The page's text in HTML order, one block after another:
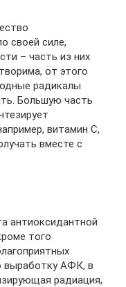
своей силе,
– часть из них
от этого
радикалы
Большую часть
витамин С,
вместе с
антиоксидантной
того
выработку АФК, в
радиация,